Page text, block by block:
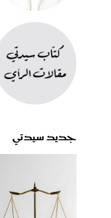
جديد سيدتي